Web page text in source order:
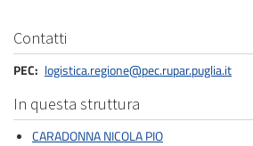
Contatti
PEC logistica.regione@pec.rupar.puglia.it
In questa struttura
CARADONNA NICOLA PIO